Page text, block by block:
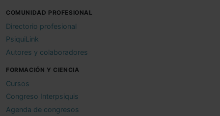
COMUNIDAD PROFESIONAL
Directorio profesional
PsiquiLink
Autores y colaboradores
FORMACIÓN Y CIENCIA
Cursos
Congreso Interpsiquis
Agenda de congresos